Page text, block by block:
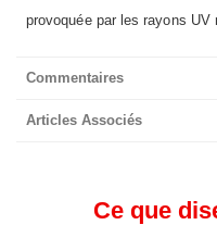
provoquée par les rayons UV
Commentaires
Articles Associés
Ce que